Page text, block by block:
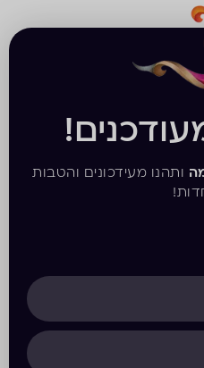
ותהנו מעידכונים והטבות